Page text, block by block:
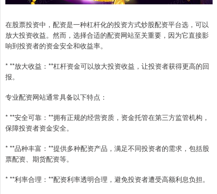
在股票投资中，配资是一种杠杆化的投资方式炒股配资平台选，可以
放大投资收益。然而，选择合适的配资网站至关重要，因为它直接影
响到投资者的资金安全和收益率。
* **放大收益：**杠杆资金可以放大投资收益，让投资者获得更高的回
报。
专业配资网站通常具备以下特点：
* **安全可靠：**拥有正规的经营资质，资金托管在第三方监管机构，
保障投资者资金安全。
* **品种丰富：**提供多种配资产品，满足不同投资者的需求，包括股
票配资、期货配资等。
* **利率合理：**配资利率透明合理，避免投资者遭受高额利息负担。